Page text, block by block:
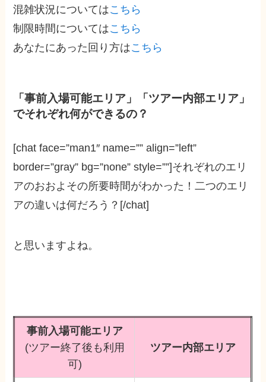
混雑状況についてはこちら
制限時間についてはこちら
あなたにあった回り方はこちら
「事前入場可能エリア」「ツアー内部エリア」
でそれぞれ何ができるの？
[chat face=”man1″ name=”” align=”left”
border=”gray” bg=”none” style=””]それぞれのエリ
アのおおよその所要時間がわかった！二つのエリ
アの違いは何だろう？[/chat]
と思いますよね。
事前入場可能エリア
(ツアー終了後も利用
可)
ツアー内部エリア